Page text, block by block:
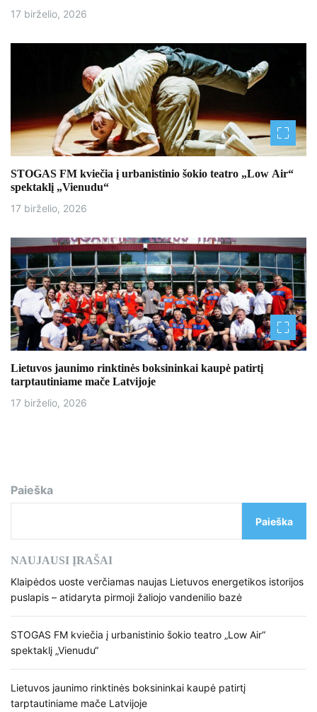
17 birželio, 2026
STOGAS FM kviečia į urbanistinio šokio teatro „Low Air“
spektaklį „Vienudu“
17 birželio, 2026
Lietuvos jaunimo rinktinės boksininkai kaupė patirtį
tarptautiniame mače Latvijoje
17 birželio, 2026
Paieška
Paieška
NAUJAUSI ĮRAŠAI
Klaipėdos uoste verčiamas naujas Lietuvos energetikos istorijos
puslapis – atidaryta pirmoji žaliojo vandenilio bazė
STOGAS FM kviečia į urbanistinio šokio teatro „Low Air“
spektaklį „Vienudu“
Lietuvos jaunimo rinktinės boksininkai kaupė patirtį
tarptautiniame mače Latvijoje